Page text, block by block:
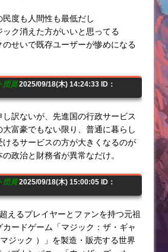
度も人間性も最低だし
ク消えた方がいいと思ってる
せいで既存ユーザーが惨めになる
団員2025/09/18(木) 14:24:33 ID：
訳ないが、先進国の行政サービス
大富豪でもない限り、普通に暮らし
るサービスの方が大きくなるのが
政治と財務省が異常なだけ。
団員2025/09/18(木) 15:00:05 ID：
えるプレイヤーとファンを持つ元祖
ードゲーム「マジック：ザ・ギャ
ジック ）」を製造・販売する世界